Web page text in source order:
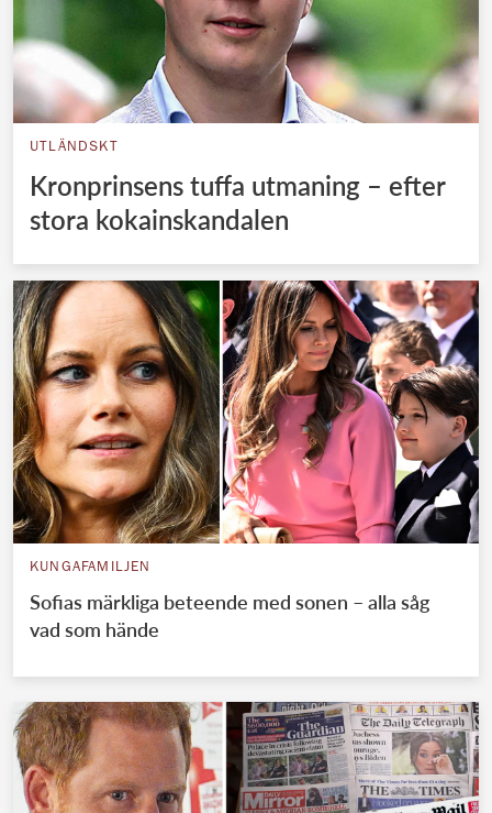
UTLÄNDSKT
Kronprinsens tuffa utmaning – efter
stora kokainskandalen
KUNGAFAMILJEN
Sofias märkliga beteende med sonen – alla såg
vad som hände